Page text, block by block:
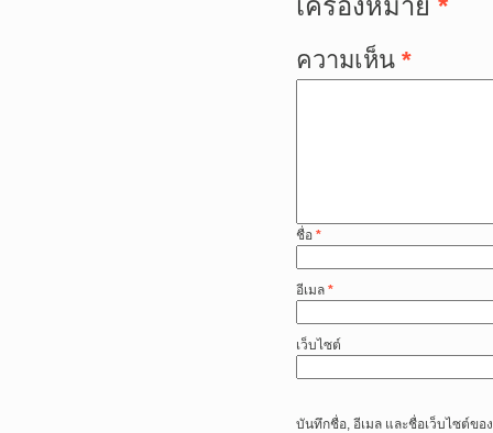
เครื่องหมาย *
ความเห็น *
ชื่อ *
อีเมล *
เว็บไซต์
บันทึกชื่อ, อีเมล และชื่อเว็บไซต์ขอ